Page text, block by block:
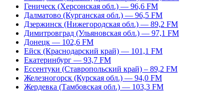
Геническ (Херсонская обл.) — 96,6 FM
Далматово (Курганская обл.) — 96,5 FM
Дзержинск (Нижегородская обл.) — 89,2 FM
Димитровград (Ульяновская обл.) — 97,1 FM
Донецк — 102,6 FM
Ейск (Краснодарский край) — 101,1 FM
Екатеринбург — 93,7 FM
Ессентуки (Ставропольский край) – 89,2 FM
Железногорск (Курская обл.) — 94,0 FM
Жердевка (Тамбовская обл.) — 103,3 FM